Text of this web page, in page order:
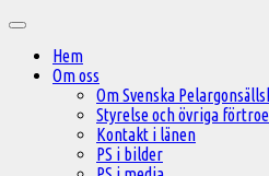
innehåll
Huvudmeny
Hem
Om oss
Om Svenska
Styrelse och övriga
Kontakt i länen
PS i bilder